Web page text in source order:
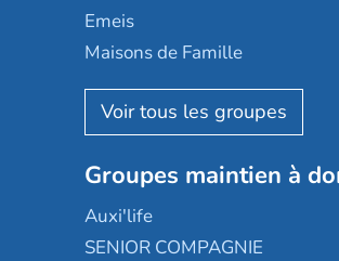
Domusvi
Happy Senior
Aquarelia
Nexity edenea
Les jardins d'Arcadie
Occitalia
Appartseniors
Emeis
Maisons de Famille
Korian
Emera
Groupe SOS
Le Noble Âge
Almage
Groupes maintien à
Auxi'life
SENIOR COMPAGNIE